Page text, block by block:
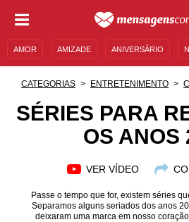
AMOR AMIZADE ANIVERSÁRIO
UNIVERSO FEMININO
MENSAGENS E FRASES MENSAGENS DE
CATEGORIAS ENTRETENIMENTO
SÉRIES PARA
OS ANOS
VER VÍDEO
Passe o tempo que for, existem séries
Separamos alguns seriados dos anos
deixaram uma marca em nosso